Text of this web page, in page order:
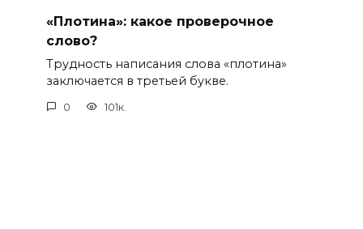
«Плотина»: какое проверочное
слово?
Трудность написания слова «плотина»
заключается в третьей букве.
0 101к.